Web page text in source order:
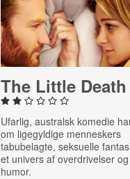
The Little Death
Ufarlig, australsk komedie
om ligegyldige menneskers
tabubelagte, seksuelle
et univers af overdrivelser
humor.